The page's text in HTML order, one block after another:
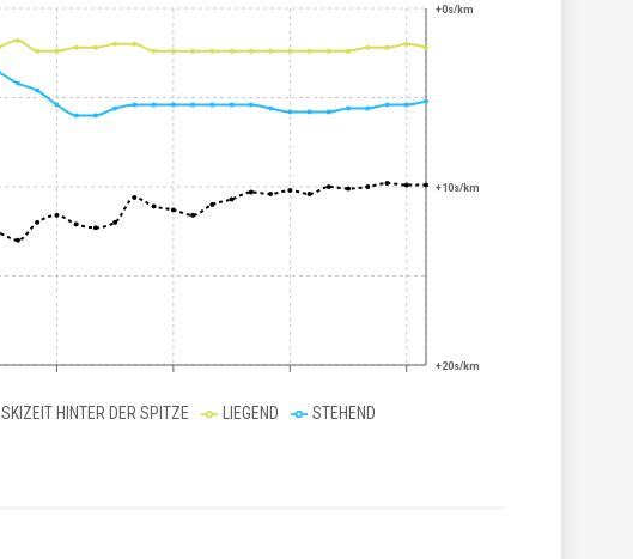
+0s/km
+10s/km
+20s/km
SKIZEIT HINTER DER SPITZE LIEGEND STEHEND